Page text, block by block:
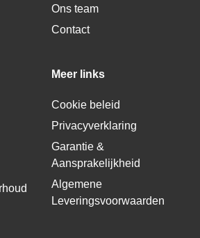
Ons team
Contact
Meer links
Cookie beleid
Privacyverklaring
Garantie &
Aansprakelijkheid
Algemene
Leveringsvoorwaarden